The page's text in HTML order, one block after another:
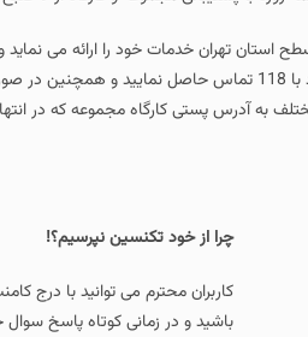
استان تهران خدمات خود را ارائه می
در شهر محل سکونت خود با 118 تماس حاصل
به آدرس پستی کارگاه مجموعه که در
چرا از خود تکنسین نپرسیم؟!
کاربران محترم می توانید با درج
باشید و در زمانی کوتاه پاسخ سوال